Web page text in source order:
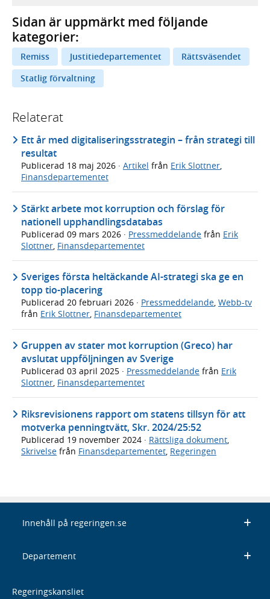
Sidan är uppmärkt med följande
kategorier:
Remiss Justitiedepartementet
Rättsväsendet
Statlig förvaltning
Relaterat
Ett år med digitaliseringsstrategin – från strategi till
resultat
Publicerad 18 maj 2026 · Artikel från Erik Slottner,
Finansdepartementet
Stärkt arbete mot korruption och förslag för
nationell upphandlingsdatabas
Publicerad 09 mars 2026 · Pressmeddelande från Erik
Slottner Finansdepartementet
Sveriges första heltäckande AI-strategi ska ge en
topp tio-placering
Publicerad 20 februari 2026 · Pressmeddelande, Webb-tv
från Erik Slottner, Finansdepartementet
Gruppen av stater mot korruption (Greco) har
avslutat uppföljningen av Sverige
Publicerad 03 april 2025 · Pressmeddelande från Erik
Slottner, Finansdepartementet
Riksrevisionens rapport om statens tillsyn för att
motverka penningtvätt, Skr. 2024/25:52
Publicerad 19 november 2024 · Rättsliga dokument
Skrivelse från Finansdepartementet Regeringen
Innehåll på regeringen.se
Departement
Regeringskansliet